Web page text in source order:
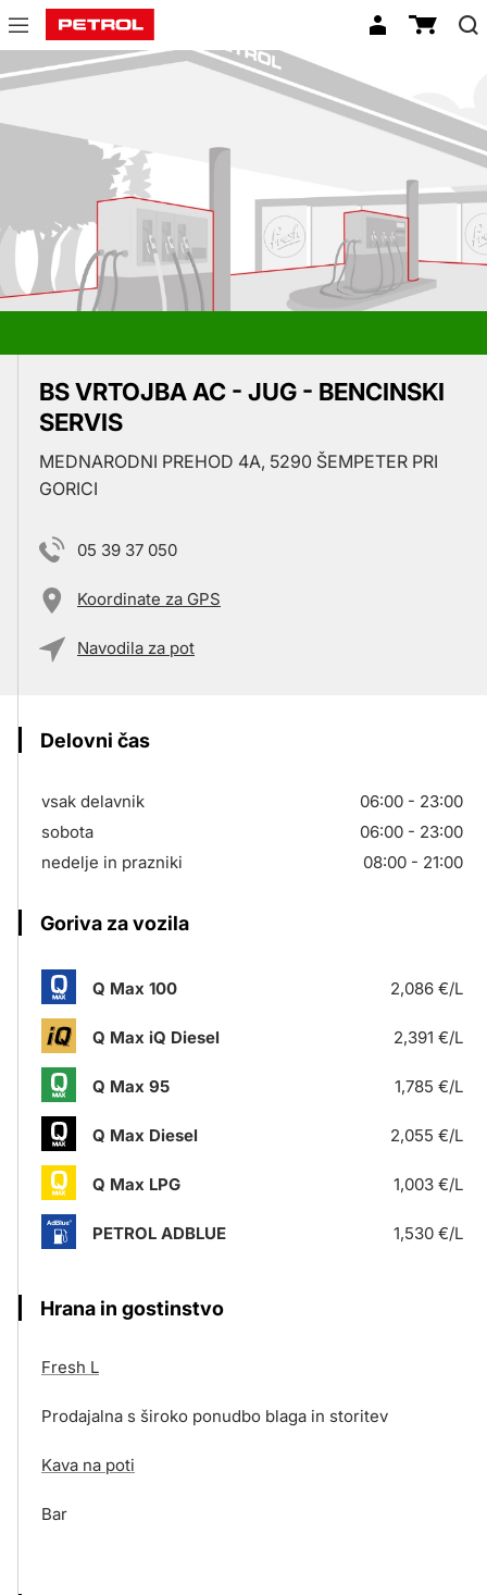
Prodajna
mesta
BS VRTOJBA AC - JUG - BENCINSKI
SERVIS
MEDNARODNI PREHOD 4A, 5290 ŠEMPETER PRI
GORICI
05 39 37 050
Koordinate za GPS
Navodila za pot
Delovni čas
vsak delavnik
06:00 - 23:00
sobota
06:00 - 23:00
nedelje in prazniki
08:00 - 21:00
Goriva za vozila
Q Max 100 2,086 €/L
Q Max iQ Diesel 2,391 €/L
Q Max 95 1,785 €/L
Q Max Diesel 2,055 €/L
Q Max LPG 1,003 €/L
PETROL ADBLUE 1,530 €/L
Hrana in gostinstvo
Fresh L
Prodajalna s široko ponudbo blaga in storitev
Kava na poti
Bar